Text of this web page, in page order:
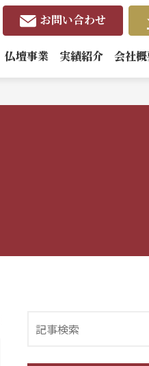
仏壇事業 実績紹介 会社
お問い合わせ